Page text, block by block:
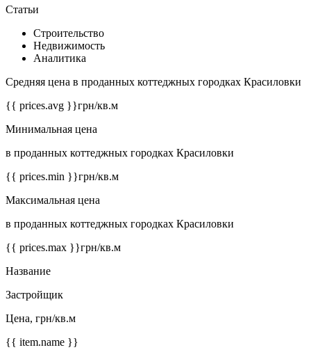
Статьи
Строительство
Недвижимость
Аналитика
Средняя цена в проданных коттеджных городках Красиловки
{{ prices.avg }}грн/кв.м
Минимальная цена
в проданных коттеджных городках Красиловки
{{ prices.min }}грн/кв.м
Максимальная цена
в проданных коттеджных городках Красиловки
{{ prices.max }}грн/кв.м
Название
Застройщик
Цена, грн/кв.м
{{ item.name }}